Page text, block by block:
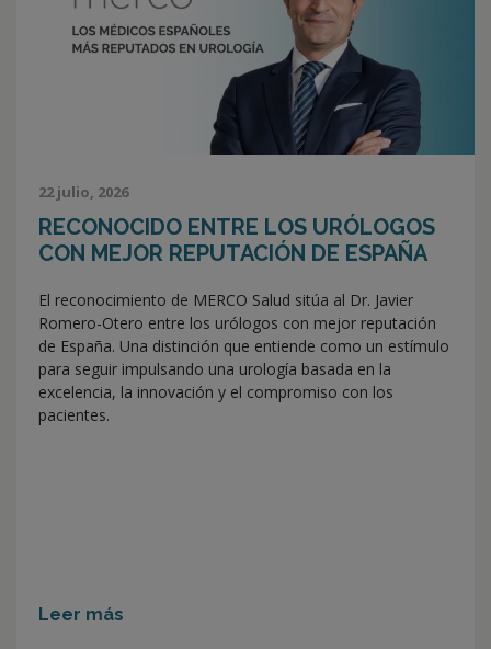
22 julio, 2026
RECONOCIDO ENTRE LOS URÓLOGOS
CON MEJOR REPUTACIÓN DE ESPAÑA
El reconocimiento de MERCO Salud sitúa al Dr. Javier
Romero-Otero entre los urólogos con mejor reputación
de España. Una distinción que entiende como un estímulo
para seguir impulsando una urología basada en la
excelencia, la innovación y el compromiso con los
pacientes.
Leer más